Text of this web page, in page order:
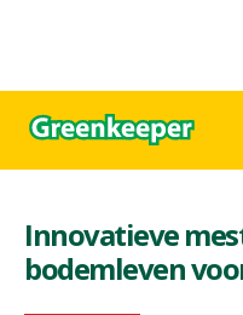
Innovatieve
bodemleven